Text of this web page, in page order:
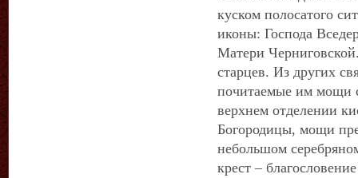
куском полосатого
иконы: Господа
Матери
старцев. Из других
почитаемые им мощи
верхнем отделении
Богородицы, мощи
небольшом
крест –